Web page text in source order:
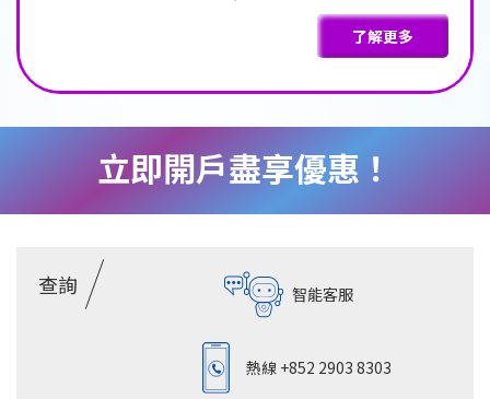
了解更多
立即開戶盡享優惠！
查詢 智能客服
熱線 +852 2903 8303